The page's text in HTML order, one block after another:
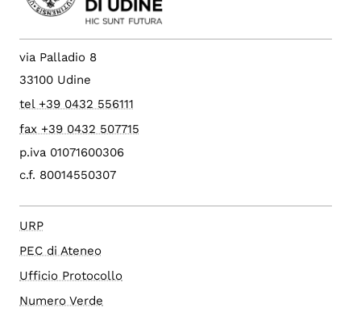
via Palladio 8
33100 Udine
tel +39 0432 556111
fax +39 0432 507715
p.iva 01071600306
c.f. 80014550307
URP
PEC di Ateneo
Ufficio Protocollo
Numero Verde